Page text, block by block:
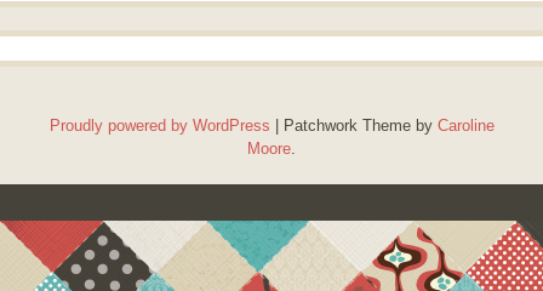
Proudly powered by WordPress Patchwork Theme by Caroline
Moore.